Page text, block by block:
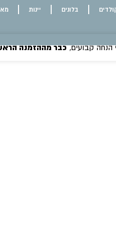
בלונים יינות
כבר מההזמנה